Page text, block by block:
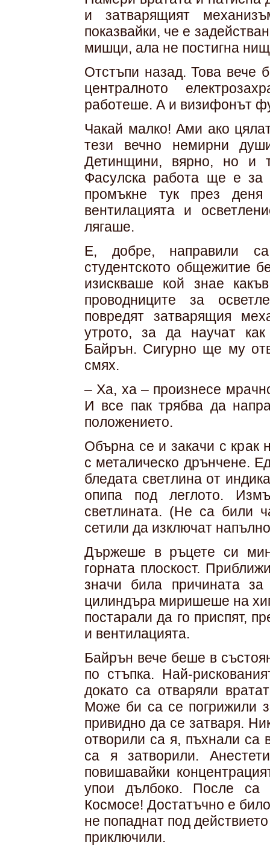
и затварящият
показвайки, че е
мишци, ала не постигна
Отстъпи назад. Това вече
централното
работеше. А и визифонът
Чакай малко! Ами ако
тези вечно немирни
Детинщини, вярно, но и
Фасулска работа ще е за
промъкне тук през
вентилацията и
лягаше.
Е, добре, направили
студентското общежитие
изискваше кой знае
проводниците за
повредят затварящия
утрото, за да научат
Байрън. Сигурно ще му
смях.
– Ха, ха – произнесе
И все пак трябва да
положението.
Обърна се и закачи с крак
с металическо дрънчене.
бледата светлина от
опипа под леглото.
светлината. (Не са били
сетили да изключат
Държеше в ръцете си
горната плоскост.
значи била причината
цилиндъра миришеше на
постарали да го приспят,
и вентилацията.
Байрън вече беше в
по стъпка. Най-
докато са отваряли
Може би са се погрижили
привидно да се затваря.
отворили са я, пъхнали са
са я затворили.
повишавайки
упои дълбоко. После са
Космосе! Достатъчно е
не попаднат под
приключили.